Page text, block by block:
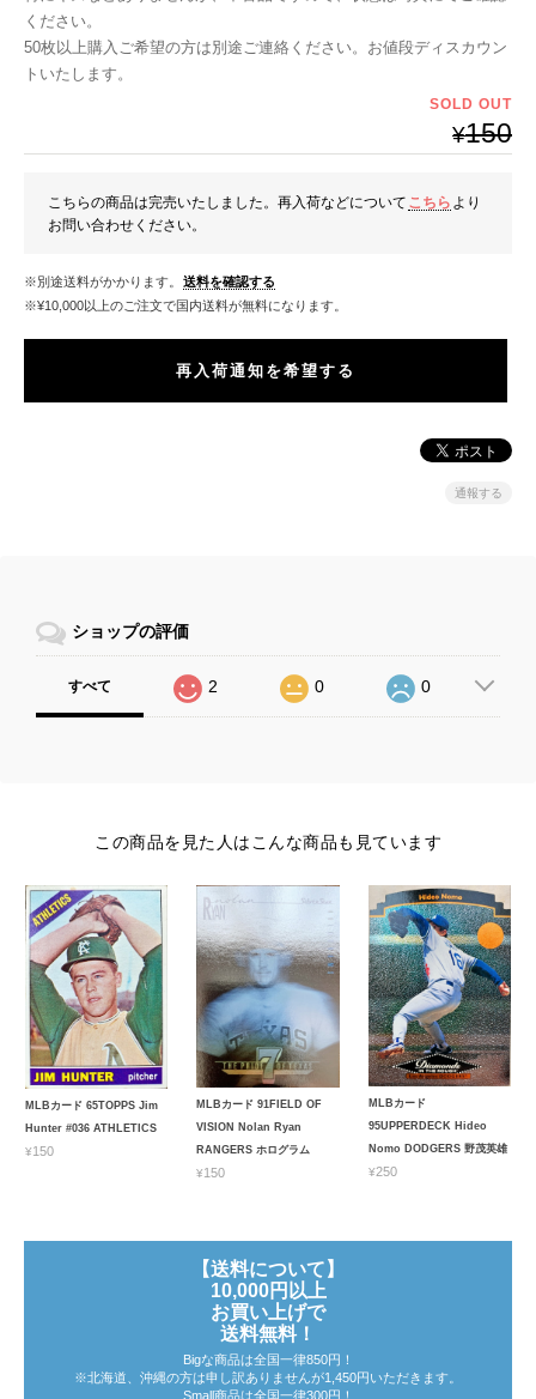
ください。
50枚以上購入ご希望の方は別途ご連絡ください。お値段ディスカウン
トいたします。
SOLD OUT
¥150
こちらの商品は完売いたしました。再入荷などについて こちら より
お問い合わせください。
※別途送料がかかります。 送料を確認する
※¥10,000以上のご注文で国内送料が無料になります。
再入荷通知を希望する
通報する
ショップの評価
すべて 2 0 0
この商品を見た人はこんな商品も見ています
MLBカード 65TOPPS Jim
Hunter #036 ATHLETICS
¥150
MLBカード 91FIELD OF
VISION Nolan Ryan
RANGERS ホログラム
¥150
MLBカード
95UPPERDECK Hideo
Nomo DODGERS 野茂英雄
¥250
【送料について】
10,000円以上
お買い上げで
送料無料！
Bigな商品は全国一律850円！
※北海道、沖縄の方は申し訳ありませんが1,450円いただきます。
Small商品は全国一律300円！